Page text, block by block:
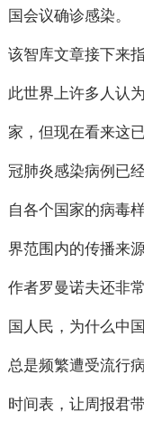
国会议确诊感染。
该智库文章接下来
此世界上许多人认
家，但现在看来这
冠肺炎感染病例已
自各个国家的病毒
界范围内的传播来
作者罗曼诺夫还非
国人民，为什么中
总是频繁遭受流行
时间表，让周报君